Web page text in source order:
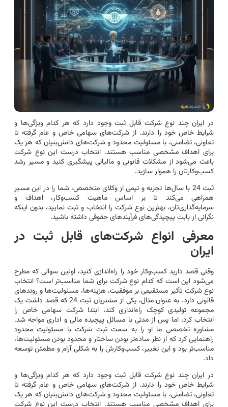
در ایران چند نوع شرکت قابل ثبت وجود دارد که هر کدام ویژگی‌ها و
شرایط خاص خود را دارند. از شرکت‌های سهامی خاص و عام گرفته تا
تعاونی، تضامنی، با مسئولیت محدود و شرکت‌های دانش‌بنیان که هر یک
برای اهداف مشخصی مناسب هستند. انتخاب درست این نوع شرکت
باعث می‌شود از مشکلات قانونی و مالیاتی پیشگیری کنید و مسیر رشد
کسب‌وکارتان را هموار سازید.
ثبت 24 با سال‌ها تجربه و تیمی از وکلای متخصص، شما را در این مسیر
همراهی می‌کند تا بر اساس ماهیت کسب‌وکار، اهداف و
سرمایه‌گذاری‌تان، بهترین نوع شرکت را انتخاب و ثبت نمایید، بدون اینکه
نگرانی از بابت پیچیدگی‌های فرآیندهای حقوقی داشته باشید.
معرفی انواع شرکت‌های قابل ثبت در
ایران
وقتی قصد دارید کسب‌وکار خود را راه‌اندازی کنید، اولین سوالی که مطرح
می‌شود این است که کدام نوع شرکت برای شما مناسب‌تر است؟ انتخاب
نوع شرکت تأثیر مستقیمی بر موفقیت، هزینه‌ها، مسئولیت‌ها و روندهای
قانونی دارد. به عنوان مثال، یکی از مشتریان ثبت 24 که قصد داشت یک
مجموعه تولیدی کوچک راه‌اندازی کند، ابتدا شرکت سهامی خاص را
انتخاب کرد، اما پس از مدتی با مسائل پیچیده مالی و اداری مواجه شد.
مشاوره تخصصی ما او را به سمت ثبت شرکت با مسئولیت محدود
راهنمایی کرد که از نظر ساده‌تر بودن ساختار و محدود بودن مسئولیت‌ها،
مناسب‌تر بود و این تغییر، کسب‌وکارش را به شکلی آرام و مطمئن توسعه
داد.
در ایران چند نوع شرکت قابل ثبت وجود دارد که هر کدام ویژگی‌ها و
شرایط خاص خود را دارند. از شرکت‌های سهامی خاص و عام گرفته تا
تعاونی، تضامنی، با مسئولیت محدود و شرکت‌های دانش‌بنیان که هر یک
برای اهداف مشخصی مناسب هستند. انتخاب درست این نوع شرکت